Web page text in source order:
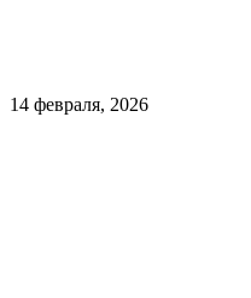
14 февраля, 2026